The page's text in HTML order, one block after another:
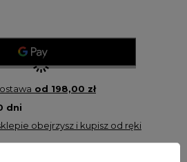
od 198,00 zł
dni
obejrzysz i kupisz od ręki